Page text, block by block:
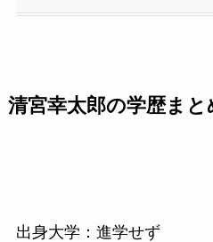
清宮幸太郎の学歴まと
出身大学：進学せず